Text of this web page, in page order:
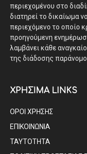
περιεχομένου στο
διατηρεί το δικαίωμα
περιεχόμενο το οποίο
προηγούμενη
λαμβάνει κάθε
της διάδοσης
ΧΡΗΣΙΜΑ LINKS
ΟΡΟΙ ΧΡΗΣΗΣ
ΕΠΙΚΟΙΝΩΝΙΑ
ΤΑΥΤΟΤΗΤΑ